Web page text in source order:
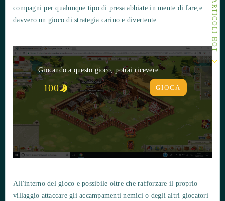
ARTICOLI HOT
compagni per qualunque tipo di presa abbiate in mente di fare,e
davvero un gioco di strategia carino e divertente.
Giocando a questo gioco, potrai ricevere
100 GIOCA
All'interno del gioco e possibile oltre che rafforzare il proprio
villaggio attaccare gli accampamenti nemici o degli altri giocatori